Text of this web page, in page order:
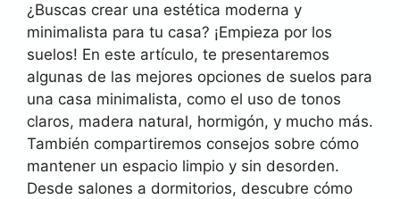
¿Buscas crear una estética moderna y
minimalista para tu casa? ¡Empieza por los
suelos! En este artículo, te presentaremos
algunas de las mejores opciones de suelos para
una casa minimalista, como el uso de tonos
claros, madera natural, hormigón, y mucho más.
También compartiremos consejos sobre cómo
mantener un espacio limpio y sin desorden.
Desde salones a dormitorios, descubre cómo